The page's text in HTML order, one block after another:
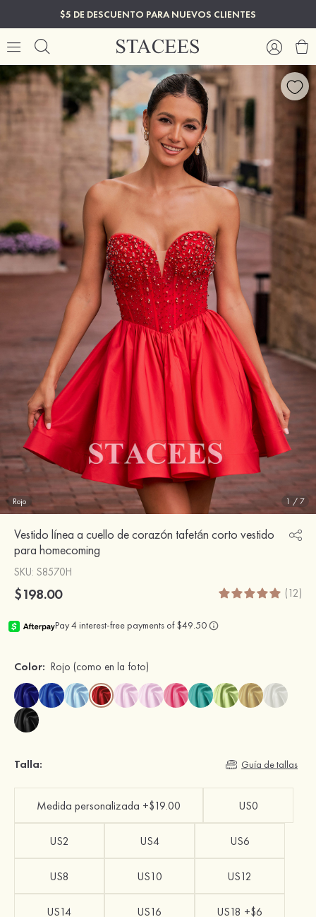
$5 DE DESCUENTO PARA NUEVOS CLIENTES
Rojo 1 /7
Vestido línea a cuello de corazón tafetán corto vestido
para homecoming
SKU: S8570H
$198.00 (12)
Color: Rojo (como en la foto)
Talla: Guía de tallas
Medida personalizada +$19.00 US0
US2 US4 US6
US8 US10 US12
US14 US16 US18 +$6